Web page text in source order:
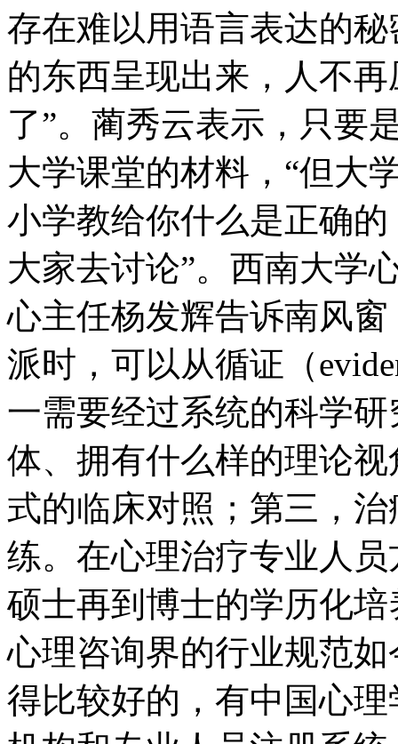
存在难以用语言表达的
的东西呈现出来，人不
了”。蔺秀云表示，只要
大学课堂的材料，“但大
小学教给你什么是正确
大家去讨论”。西南大学
心主任杨发辉告诉南风
派时，可以从循证（
一需要经过系统的科学
体、拥有什么样的理论
式的临床对照；第三，
练。在心理治疗专业人
硕士再到博士的学历化
心理咨询界的行业规范
得比较好的，有中国心